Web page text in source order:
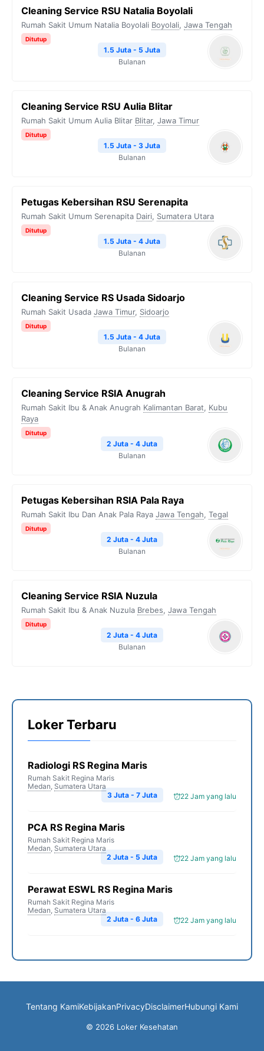
Cleaning Service RSU Natalia Boyolali
Rumah Sakit Umum Natalia Boyolali Boyolali, Jawa Tengah
Ditutup
1.5 Juta - 5 Juta
Bulanan
Cleaning Service RSU Aulia Blitar
Rumah Sakit Umum Aulia Blitar Blitar, Jawa Timur
Ditutup
1.5 Juta - 3 Juta
Bulanan
Petugas Kebersihan RSU Serenapita
Rumah Sakit Umum Serenapita Dairi, Sumatera Utara
Ditutup
1.5 Juta - 4 Juta
Bulanan
Cleaning Service RS Usada Sidoarjo
Rumah Sakit Usada Jawa Timur, Sidoarjo
Ditutup
1.5 Juta - 4 Juta
Bulanan
Cleaning Service RSIA Anugrah
Rumah Sakit Ibu & Anak Anugrah Kalimantan Barat, Kubu
Raya
Ditutup
2 Juta - 4 Juta
Bulanan
Petugas Kebersihan RSIA Pala Raya
Rumah Sakit Ibu Dan Anak Pala Raya Jawa Tengah, Tegal
Ditutup
2 Juta - 4 Juta
Bulanan
Cleaning Service RSIA Nuzula
Rumah Sakit Ibu & Anak Nuzula Brebes, Jawa Tengah
Ditutup
2 Juta - 4 Juta
Bulanan
Loker Terbaru
Radiologi RS Regina Maris
Rumah Sakit Regina Maris
Medan, Sumatera Utara
22 Jam yang lalu
3 Juta - 7 Juta
PCA RS Regina Maris
Rumah Sakit Regina Maris
Medan, Sumatera Utara
22 Jam yang lalu
2 Juta - 5 Juta
Perawat ESWL RS Regina Maris
Rumah Sakit Regina Maris
Medan, Sumatera Utara
22 Jam yang lalu
2 Juta - 6 Juta
Tentang KamiKebijakanPrivacyDisclaimerHubungi Kami
© 2026 Loker Kesehatan